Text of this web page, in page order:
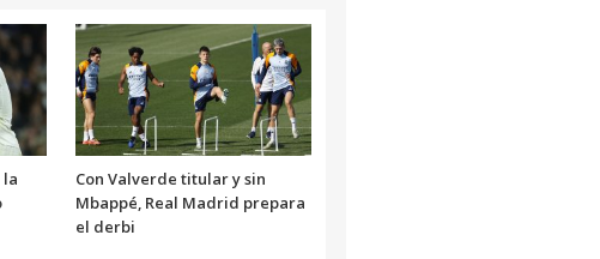
la
Con Valverde titular y sin
Mbappé, Real Madrid prepara
el derbi